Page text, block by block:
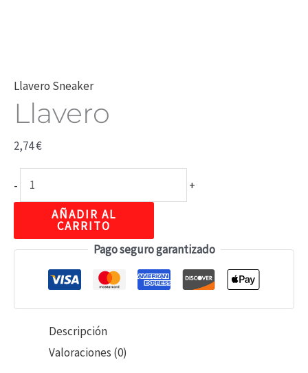
Llavero Sneaker
Llavero
2,74€
-
+
AÑADIR AL
CARRITO
Pago seguro garantizado
Descripción
Valoraciones (0)